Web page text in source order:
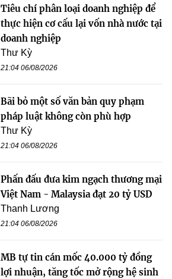
Tiêu chí phân loại doanh nghiệp để
thực hiện cơ cấu lại vốn nhà nước tại
doanh nghiệp
Thư Kỳ
21:04 06/08/2026
Bãi bỏ một số văn bản quy phạm
pháp luật không còn phù hợp
Thư Kỳ
21:04 06/08/2026
Phấn đấu đưa kim ngạch thương mại
Việt Nam - Malaysia đạt 20 tỷ USD
Thanh Lương
21:04 06/08/2026
MB tự tin cán mốc 40.000 tỷ đồng
lợi nhuận, tăng tốc mở rộng hệ sinh